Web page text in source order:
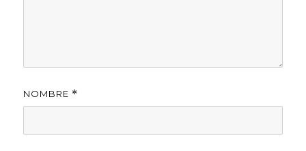
NOMBRE *